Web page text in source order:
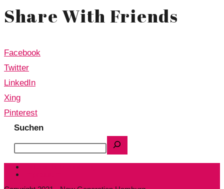
Share With Friends
Facebook
Twitter
LinkedIn
Xing
Pinterest
Suchen